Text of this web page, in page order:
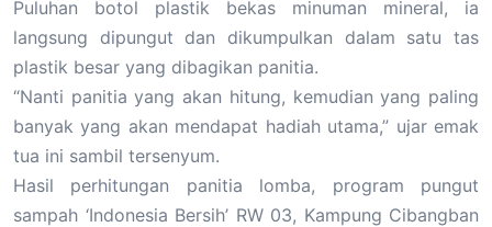
Puluhan botol plastik bekas minuman mineral, ia
langsung dipungut dan dikumpulkan dalam satu tas
plastik besar yang dibagikan panitia.
“Nanti panitia yang akan hitung, kemudian yang paling
banyak yang akan mendapat hadiah utama,” ujar emak
tua ini sambil tersenyum.
Hasil perhitungan panitia lomba, program pungut
sampah ‘Indonesia Bersih’ RW 03, Kampung Cibangban